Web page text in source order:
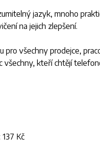
jazyk, mnoho
na jejich zlepšení.
pro všechny prodejce,
všechny, kteří chtějí
Kč